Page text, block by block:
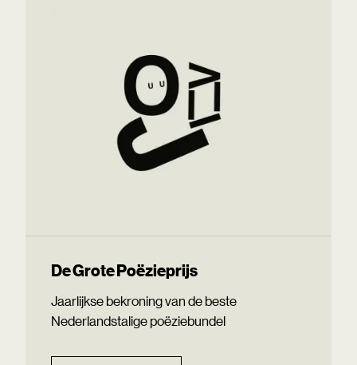
De Grote Poëzieprijs
Jaarlijkse bekroning van de beste
Nederlandstalige poëziebundel